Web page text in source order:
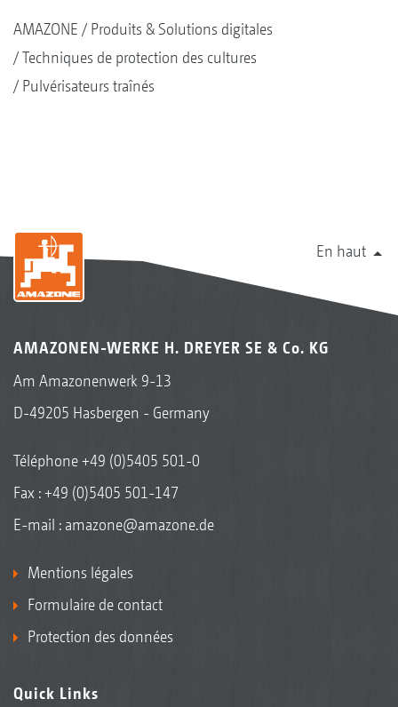
AMAZONE
Produits & Solutions digitales
Techniques de protection des cultures
Pulvérisateurs traînés
En haut
AMAZONEN-WERKE H. DREYER SE & Co. KG
Am Amazonenwerk 9-13
D-49205 Hasbergen - Germany
Téléphone+49 (0)5405 501-0
Fax : +49 (0)5405 501-147
E-mail : amazone@amazone.de
Mentions légales
Formulaire de contact
Protection des données
Quick Links